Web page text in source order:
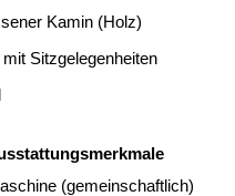
Kamin (Holz)
Sitzgelegenheiten
(gemeinschaftlich)